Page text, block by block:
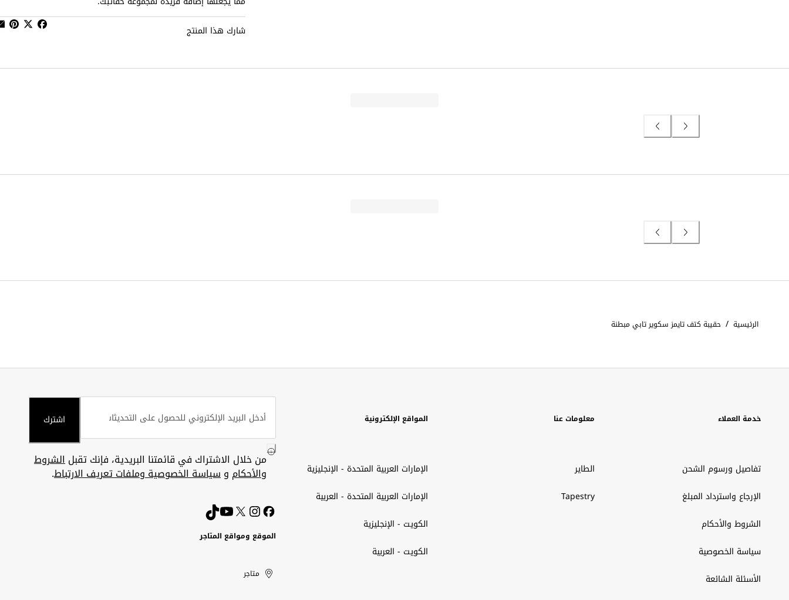
شارك هذا المنتج
الرئيسية / حقيبة كتف تايمز سكوير تابي مبطنة
خدمة العملاء
تفاصيل ورسوم الشحن
الإرجاع واسترداد المبلغ
الشروط والأحكام
سياسة الخصوصية
الأسئلة الشائعة
معلومات عنا
الطاير
Tapestry
المواقع الإلكترونية
الإمارات العربية المتحدة - الإنجليزية
الإمارات العربية المتحدة - العربية
الكويت - الإنجليزية
الكويت - العربية
اشترك
من خلال الاشتراك في قائمتنا البريدية، فإنك تقبلالشروط
والأحكام وسياسة الخصوصية وملفات تعريف الارتباط.
الموقع ومواقع المتاجر
United
Arab
Kuwait
الإمارات
العربية
الكويت
متاجر